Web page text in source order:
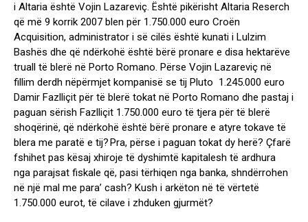
i Altaria është Vojin Lazareviç. Është pikërisht Altaria Reserch
që më 9 korrik 2007 blen për 1.750.000 euro Croën
Acquisition, administrator i së cilës është kunati i Lulzim
Bashës dhe që ndërkohë është bërë pronare e disa hektarëve
truall të blerë në Porto Romano. Përse Vojin Lazareviç në
fillim derdh nëpërmjet kompanisë se tij Pluto 1.245.000 euro
Damir Fazlliçit për të blerë tokat në Porto Romano dhe pastaj i
paguan sërish Fazlliçit 1.750.000 euro të tjera për të blerë
shoqërinë, që ndërkohë është bërë pronare e atyre tokave të
blera me paratë e tij? Pra, përse i paguan tokat dy herë? Çfarë
fshihet pas kësaj xhiroje të dyshimtë kapitalesh të ardhura
nga parajsat fiskale që, pasi tërhiqen nga banka, shndërrohen
në një mal me para’ cash? Kush i arkëton në të vërtetë
1.750.000 eurot, të cilave i zhduken gjurmët?